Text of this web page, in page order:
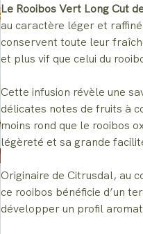
Le Rooibos Vert Long Cut
au caractère léger et
conservent toute leur
et plus vif que celui du
Cette infusion révèle une
délicates notes de fruits à
moins rond que le rooibos
légèreté et sa grande
Originaire de Citrusdal, au
ce rooibos bénéficie d’un
développer un profil